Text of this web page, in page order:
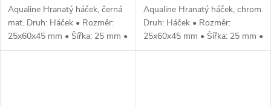
Aqualine Hranatý háček, černá
mat. Druh: Háček • Rozměr:
25x60x45 mm • Šířka: 25 mm •
Výška: 60 mm • Hloubka: 45
Aqualine Hranatý háček, chrom.
Druh: Háček • Rozměr:
25x60x45 mm • Šířka: 25 mm •
Výška: 60 mm • Hloubka: 45